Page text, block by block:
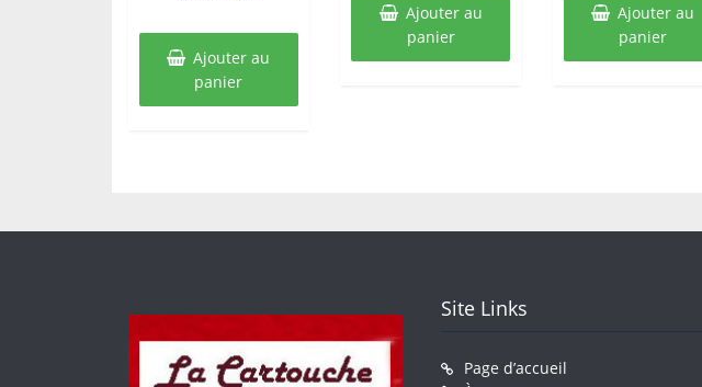
Ajouter au
panier
Ajouter au
panier
Ajouter au
panier
Site Links
Page d’accueil